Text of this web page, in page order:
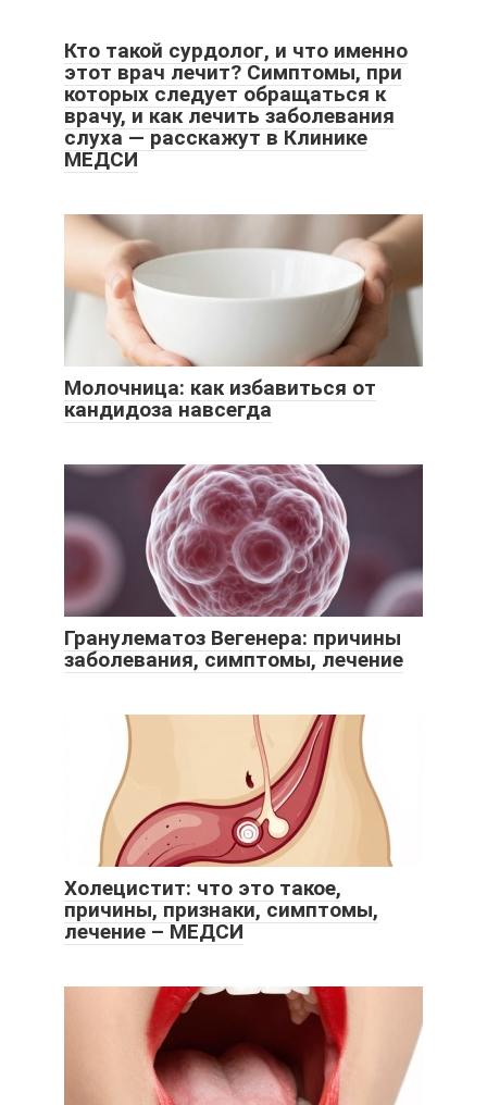
Кто такой сурдолог, и что именно
этот врач лечит? Симптомы, при
которых следует обращаться к
врачу, и как лечить заболевания
слуха — расскажут в Клинике
МЕДСИ
Молочница: как избавиться от
кандидоза навсегда
Гранулематоз Вегенера: причины
заболевания, симптомы, лечение
Холецистит: что это такое,
причины, признаки, симптомы,
лечение – МЕДСИ